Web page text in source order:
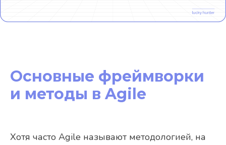
Основные фреймворки
и методы в Agile
Хотя часто Agile называют методологией, на